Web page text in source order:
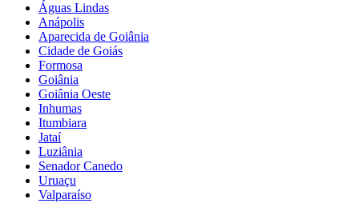
Águas Lindas
Anápolis
Aparecida de Goiânia
Cidade de Goiás
Formosa
Goiânia
Goiânia Oeste
Inhumas
Itumbiara
Jataí
Luziânia
Senador Canedo
Uruaçu
Valparaíso